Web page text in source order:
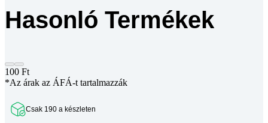
Hasonló Termékek
100 Ft
*Az árak az ÁFÁ-t tartalmazzák
Csak 190 a készleten